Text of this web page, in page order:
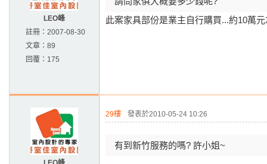
LEO峰
註冊： 2007-08-30
文章： 89
回覆： 175
此案家具部份是業主自行購買...約10萬
29樓 發表於2010-05-24 10:26
有到新竹服務的嗎? 許小姐~